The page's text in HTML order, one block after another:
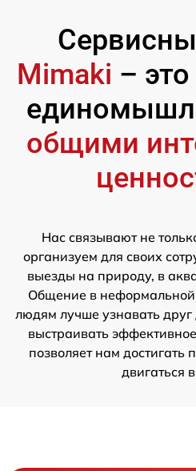
Mimaki –
общими
Нас связывают не
организуем для своих
выезды на природу, в
Общение в неформальной
людям лучше узнавать друг
выстраивать
позволяет нам достигать
двигаться